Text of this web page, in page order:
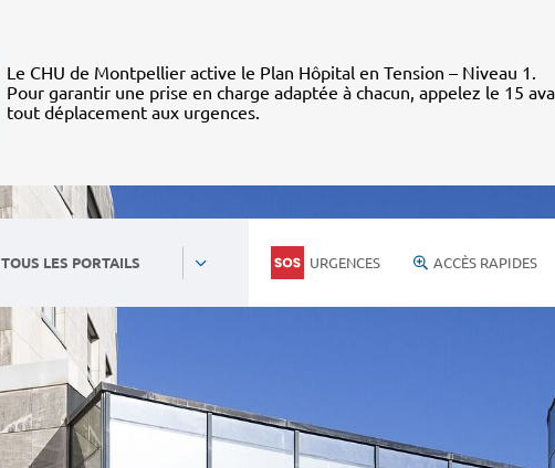
Le CHU de Montpellier active le Plan Hôpital en Tension – Niveau 1.
Pour garantir une prise en charge adaptée à chacun, appelez le 15
tout déplacement aux urgences.
TOUS LES PORTAILS URGENCES ACCÈS RAPIDES